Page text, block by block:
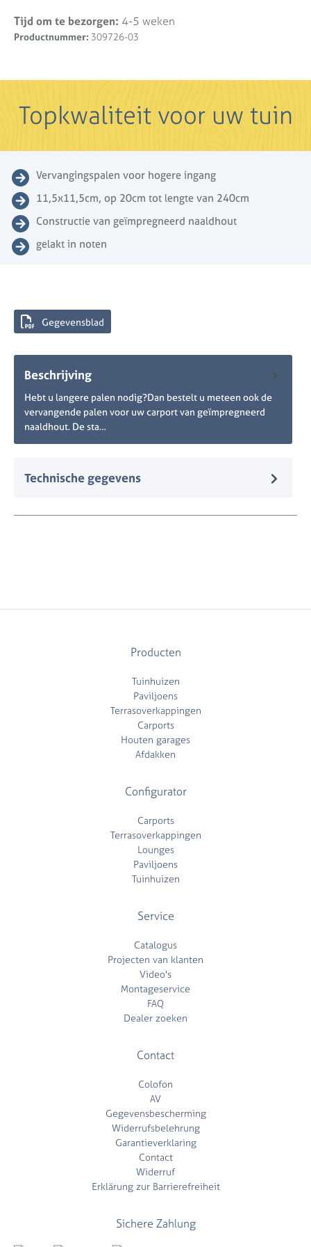
Tijd om te bezorgen: 4-5 weken
Productnummer: 309726-03
Topkwaliteit voor uw tuin
Vervangingspalen voor hogere ingang
11,5x11,5cm, op 20cm tot lengte van 240cm
Constructie van geïmpregneerd naaldhout
gelakt in noten
Beschrijving
Hebt u langere palen nodig?Dan bestelt u meteen ook de
vervangende palen voor uw carport van geïmpregneerd
naaldhout. De sta…
Technische gegevens
Gegevensblad
Producten
Tuinhuizen
Paviljoens
Terrasoverkappingen
Carports
Houten garages
Afdakken
Configurator
Carports
Terrasoverkappingen
Lounges
Paviljoens
Tuinhuizen
Service
Catalogus
Projecten van klanten
Video's
Montageservice
FAQ
Dealer zoeken
Contact
Colofon
AV
Gegevensbescherming
Widerrufsbelehrung
Garantieverklaring
Contact
Widerruf
Erklärung zur Barrierefreiheit
Sichere Zahlung